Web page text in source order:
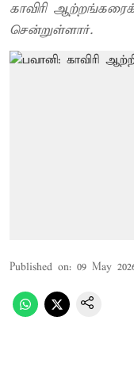
காவிரி
சென்றுள்ளார்.
Published on: 09 May